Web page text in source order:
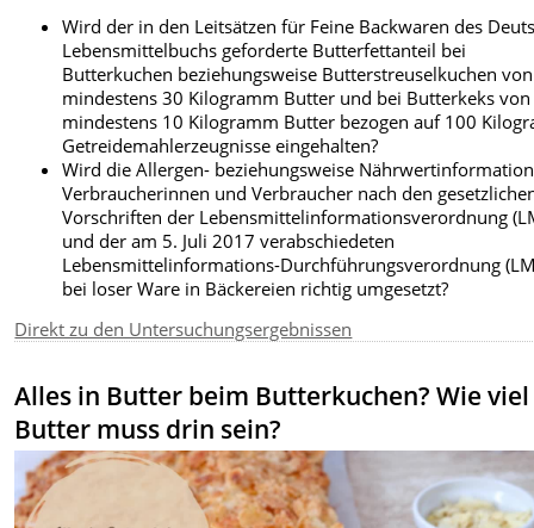
Wird der in den Leitsätzen für Feine Backwaren des
Lebensmittelbuchs geforderte Butterfettanteil bei
Butterkuchen beziehungsweise Butterstreuselkuchenvon
mindestens 30 Kilogramm Butter und bei Butterkeks von
mindestens 10 Kilogramm Butter bezogen auf 100
Getreidemahlerzeugnisse eingehalten?
Wird die Allergen- beziehungsweise
Verbraucherinnen und Verbraucher nach den
Vorschriften der Lebensmittelinformationsverordnung
und der am 5. Juli 2017 verabschiedeten
Lebensmittelinformations-Durchführungsverordnung
bei loser Ware in Bäckereien richtig umgesetzt?
Direkt zu den Untersuchungsergebnissen
Alles in Butter beim Butterkuchen? Wie viel
Butter muss drin sein?